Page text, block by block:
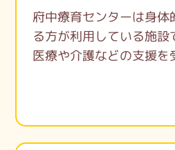
府中療育センターは身体
る方が利用している施設
医療や介護などの支援を
の活動や季節の行事等
府中療育センターでのボ
の少しでもご興味をお持